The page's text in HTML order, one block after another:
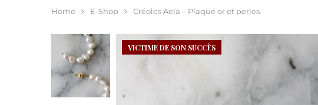
Home E-Shop Créoles Aela – Plaqué or et perles
VICTIME DE SON SUCCÈS